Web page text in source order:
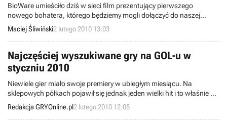
BioWare umieściło dziś w sieci film prezentujący pierwszego
nowego bohatera, którego będziemy mogli dołączyć do naszej
drużyny w zbliżającym się Dragon Age: Początek – Przebudzenie.
Maciej Śliwiński2 lutego 2010 13:03
Najczęściej wyszukiwane gry na GOL-u w
styczniu 2010
Niewiele gier miało swoje premiery w ubiegłym miesiącu. Na
sklepowych półkach pojawił się jednak jeden wielki hit i to właśnie on
znalazł się na szczycie naszej listy tytułów najczęściej
wyszukiwanych na serwisie gry-online.pl w styczniu 2010.
Redakcja GRYOnline.pl2 lutego 2010 12:05